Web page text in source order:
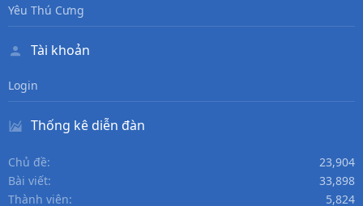
Yêu Thú Cưng
Tài khoản
Login
Thống kê diễn đàn
Chủ đề
23,904
Bài viết
33,898
Thành viên
5,824